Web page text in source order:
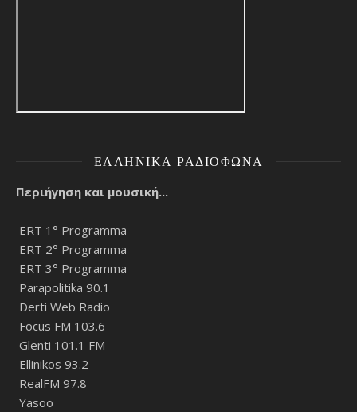
ΕΛΛΗΝΙΚΆ ΡΑΔΙΌΦΩΝΑ
Περιήγηση και μουσική...
ERT 1° Programma
ERT 2° Programma
ERT 3° Programma
Parapolitika 90.1
Derti Web Radio
Focus FM 103.6
Glenti 101.1 FM
Ellinikos 93.2
RealFM 97.8
Yasoo